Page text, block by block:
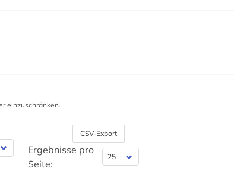
einzuschränken.
CSV-Export
Ergebnisse pro
Seite: